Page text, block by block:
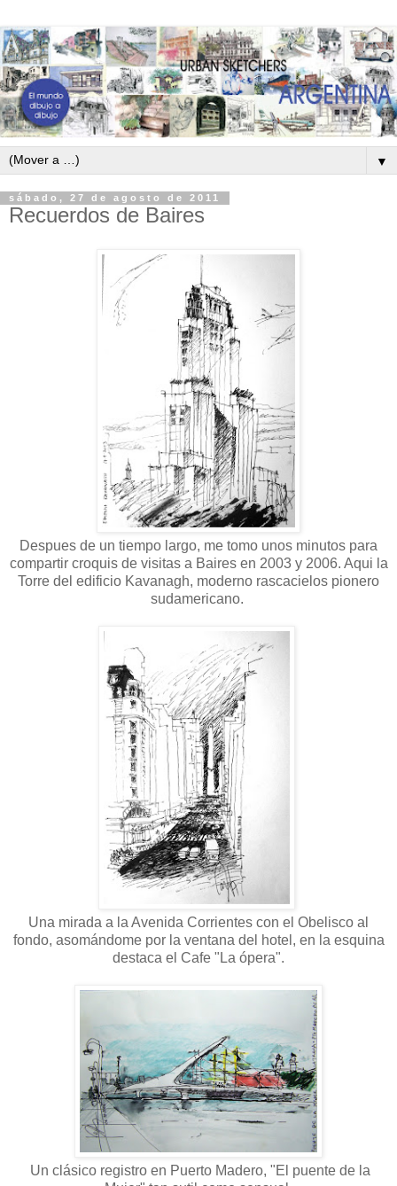
▼
sábado, 27 de agosto de 2011
Recuerdos de Baires
Despues de un tiempo largo, me tomo unos minutos para
compartir croquis de visitas a Baires en 2003 y 2006. Aqui la
Torre del edificio Kavanagh, moderno rascacielos pionero
sudamericano.
Una mirada a la Avenida Corrientes con el Obelisco al
fondo, asomándome por la ventana del hotel, en la esquina
destaca el Cafe "La ópera".
Un clásico registro en Puerto Madero, "El puente de la